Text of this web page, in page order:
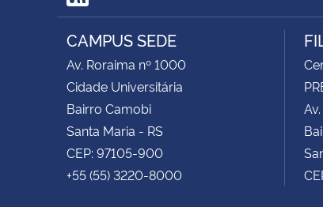
RSS
CAMPUS SEDE
Av. Roraima nº 1000
Cidade Universitária
Bairro Camobi
Santa Maria - RS
CEP: 97105-900
+55 (55) 3220-8000